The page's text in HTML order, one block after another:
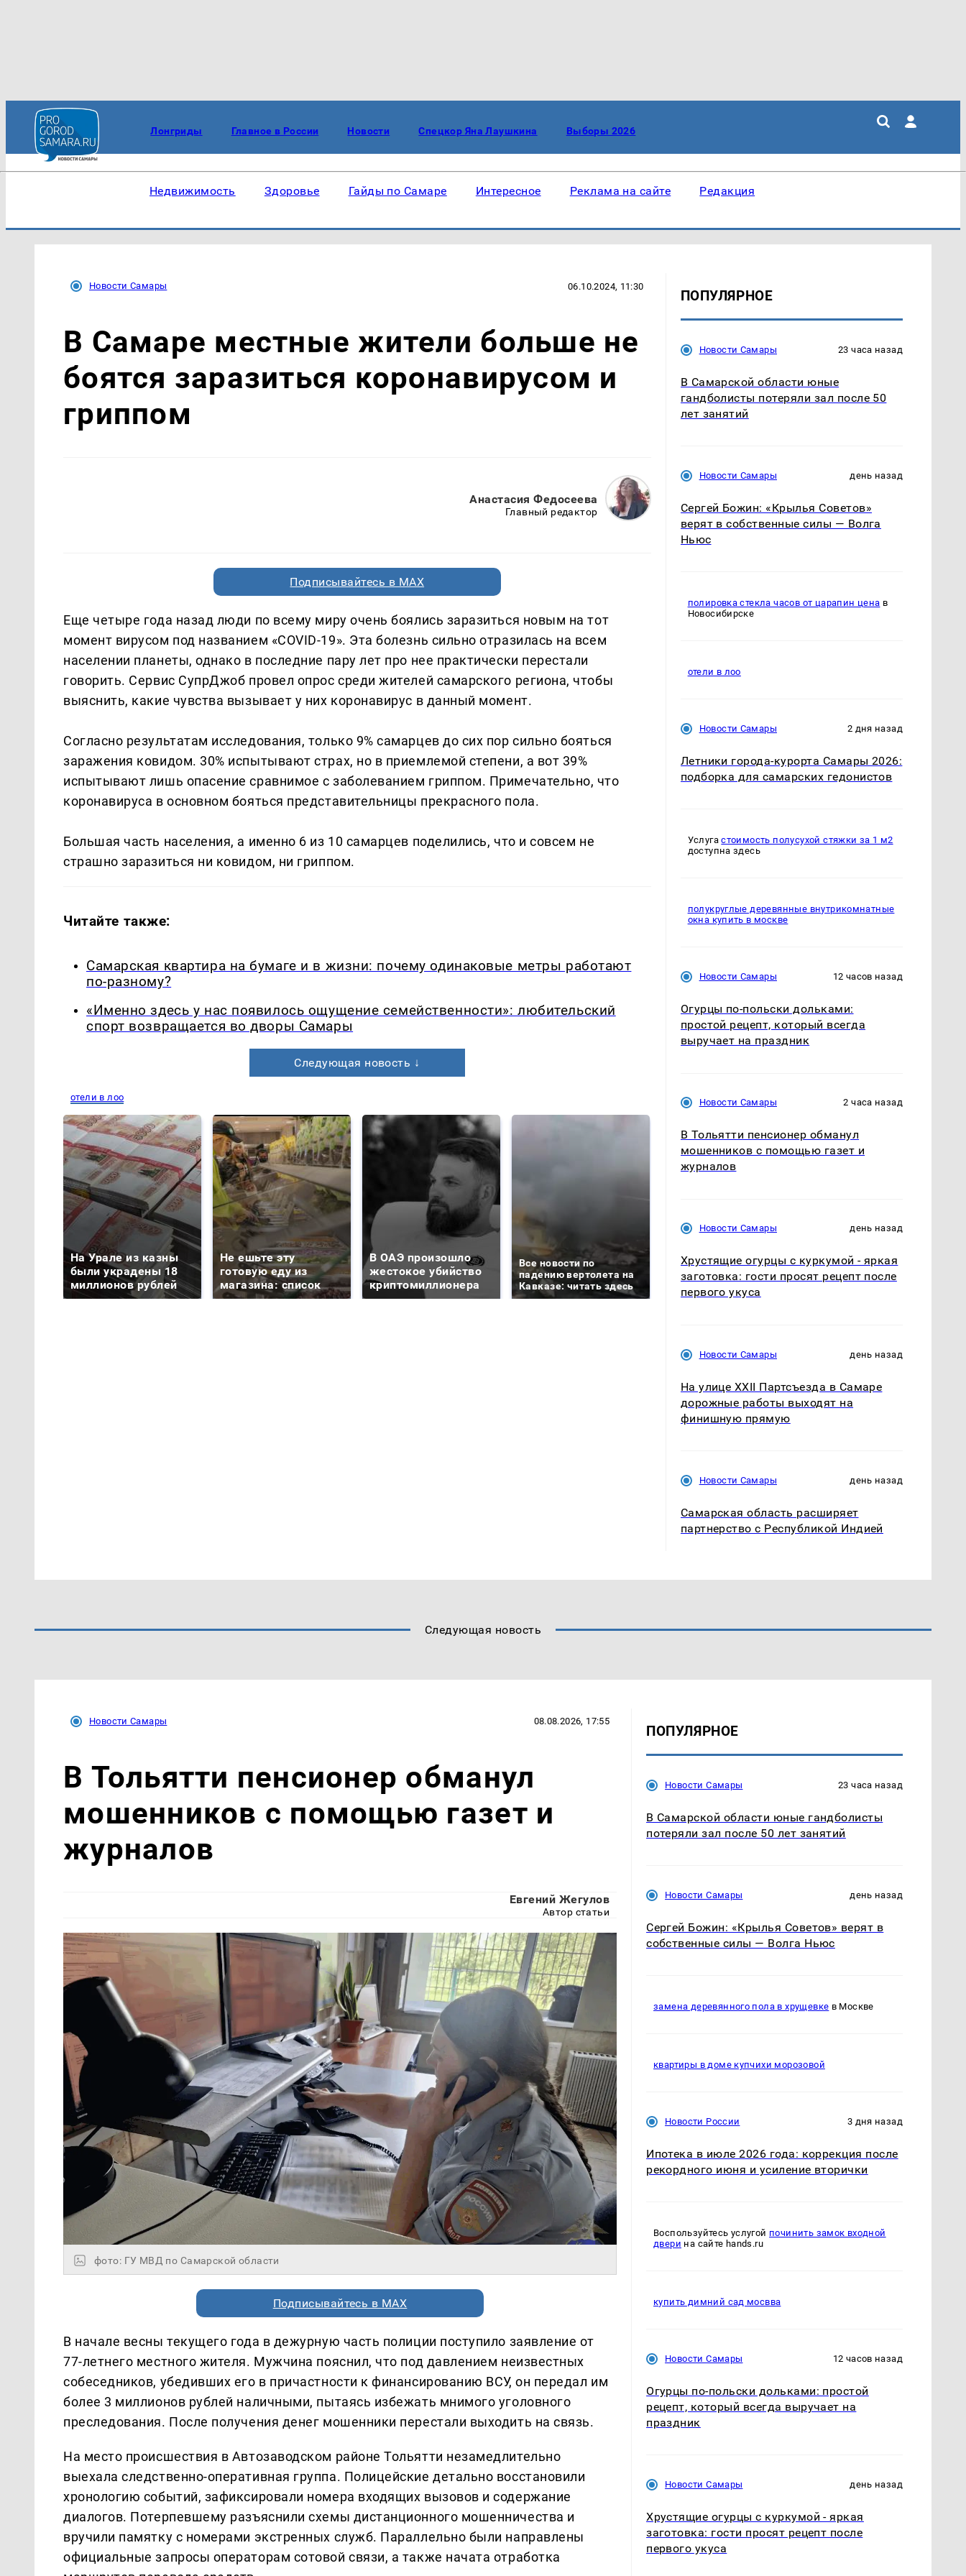
Лонгриды Главное в России Новости Спецкор Яна Лаушкина Выборы 2026
Недвижимость Здоровье Гайды по Самаре Интересное Реклама на сайте Редакция
Новости Самары 06.10.2024, 11:30
В Самаре местные жители больше не
боятся заразиться коронавирусом и
гриппом
Анастасия Федосеева
Главный редактор
Подписывайтесь в MAX
Еще четыре года назад люди по всему миру очень боялись заразиться новым на тот
момент вирусом под названием «COVID-19». Эта болезнь сильно отразилась на всем
населении планеты, однако в последние пару лет про нее практически перестали
говорить. Сервис СупрДжоб провел опрос среди жителей самарского региона, чтобы
выяснить, какие чувства вызывает у них коронавирус в данный момент.
Согласно результатам исследования, только 9% самарцев до сих пор сильно бояться
заражения ковидом. 30% испытывают страх, но в приемлемой степени, а вот 39%
испытывают лишь опасение сравнимое с заболеванием гриппом. Примечательно, что
коронавируса в основном бояться представительницы прекрасного пола.
Большая часть населения, а именно 6 из 10 самарцев поделились, что и совсем не
страшно заразиться ни ковидом, ни гриппом.
Читайте также:
Самарская квартира на бумаге и в жизни: почему одинаковые метры работают
по-разному?
«Именно здесь у нас появилось ощущение семейственности»: любительский
спорт возвращается во дворы Самары
Следующая новость ↓
отели в лоо
На Урале из казны
были украдены 18
миллионов рублей
Не ешьте эту
готовую еду из
магазина: список
В ОАЭ произошло
жестокое убийство
криптомиллионера
Все новости по
падению вертолета на
Кавказе: читать здесь
Таких событий не
было с 1945: чего
ждать всем нам?
В магазинах России
ажиотаж из-за этого
продукта: что купить?
ПОПУЛЯРНОЕ
Новости Самары 23 часа назад
В Самарской области юные
гандболисты потеряли зал после 50
лет занятий
Новости Самары день назад
Сергей Божин: «Крылья Советов»
верят в собственные силы — Волга
Ньюс
полировка стекла часов от царапин цена в
Новосибирске
отели в лоо
Новости Самары 2 дня назад
Летники города-курорта Самары 2026:
подборка для самарских гедонистов
Услугастоимость полусухой стяжки за 1 м2
доступна здесь
полукруглые деревянные внутрикомнатные
окна купить в москве
Новости Самары 12 часов назад
Огурцы по‑польски дольками:
простой рецепт, который всегда
выручает на праздник
Новости Самары 2 часа назад
В Тольятти пенсионер обманул
мошенников с помощью газет и
журналов
Новости Самары день назад
Хрустящие огурцы с куркумой - яркая
заготовка: гости просят рецепт после
первого укуса
Новости Самары день назад
На улице XXII Партсъезда в Самаре
дорожные работы выходят на
финишную прямую
Новости Самары день назад
Самарская область расширяет
партнерство с Республикой Индией
Следующая новость
Новости Самары 08.08.2026, 17:55
В Тольятти пенсионер обманул
мошенников с помощью газет и
журналов
Евгений Жегулов
Автор статьи
фото: ГУ МВД по Самарской области
Подписывайтесь в MAX
В начале весны текущего года в дежурную часть полиции поступило заявление от
77-летнего местного жителя. Мужчина пояснил, что под давлением неизвестных
собеседников, убедивших его в причастности к финансированию ВСУ, он передал им
более 3 миллионов рублей наличными, пытаясь избежать мнимого уголовного
преследования. После получения денег мошенники перестали выходить на связь.
На место происшествия в Автозаводском районе Тольятти незамедлительно
выехала следственно-оперативная группа. Полицейские детально восстановили
хронологию событий, зафиксировали номера входящих вызовов и содержание
диалогов. Потерпевшему разъяснили схемы дистанционного мошенничества и
вручили памятку с номерами экстренных служб. Параллельно были направлены
официальные запросы операторам сотовой связи, а также начата отработка
ПОПУЛЯРНОЕ
Новости Самары 23 часа назад
В Самарской области юные гандболисты
потеряли зал после 50 лет занятий
Новости Самары день назад
Сергей Божин: «Крылья Советов» верят в
собственные силы — Волга Ньюс
замена деревянного пола в хрущевке в Москве
квартиры в доме купчихи морозовой
Новости России 3 дня назад
Ипотека в июле 2026 года: коррекция после
рекордного июня и усиление вторички
Воспользуйтесь услугой починить замок входной
двери на сайте hands.ru
купить димний сад мосвва
Новости Самары 12 часов назад
Огурцы по‑польски дольками: простой
рецепт, который всегда выручает на
праздник
Новости Самары день назад
Хрустящие огурцы с куркумой - яркая
заготовка: гости просят рецепт после
первого укуса